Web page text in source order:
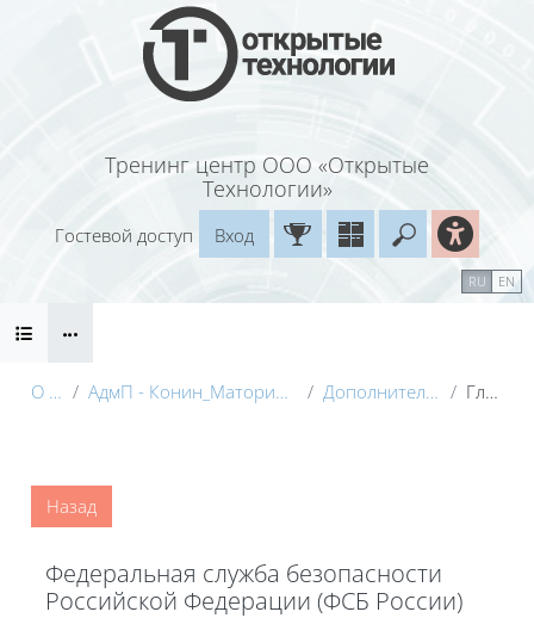
Перейти к основному содержанию
Тренинг центр ООО «Открытые
Технологии»
Введите
Гостевой доступ
Вход
RU EN
Блоки
О курсе АдмП - Конин_Маторина (Электронный курс)_Демо Дополнительные материалы Глоссарий
Назад
Федеральная служба безопасности
Российской Федерации (ФСБ России)